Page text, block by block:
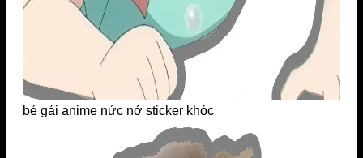
bé gái anime nức nở sticker khóc